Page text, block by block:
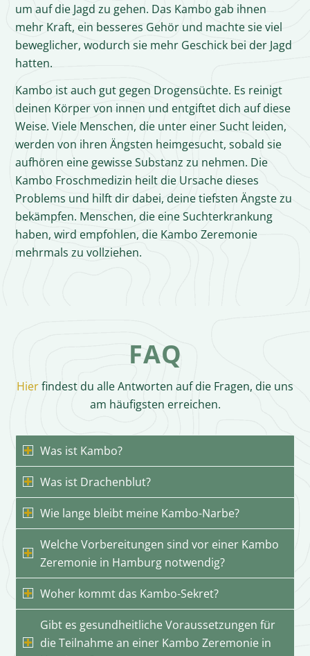
um auf die Jagd zu gehen. Das Kambo gab ihnen
mehr Kraft, ein besseres Gehör und machte sie viel
beweglicher, wodurch sie mehr Geschick bei der Jagd
hatten.
Kambo ist auch gut gegen Drogensüchte. Es reinigt
deinen Körper von innen und entgiftet dich auf diese
Weise. Viele Menschen, die unter einer Sucht leiden,
werden von ihren Ängsten heimgesucht, sobald sie
aufhören eine gewisse Substanz zu nehmen. Die
Kambo Froschmedizin heilt die Ursache dieses
Problems und hilft dir dabei, deine tiefsten Ängste zu
bekämpfen. Menschen, die eine Suchterkrankung
haben, wird empfohlen, die Kambo Zeremonie
mehrmals zu vollziehen.
FAQ
Hierfindest du alle Antworten auf die Fragen, die uns
am häufigsten erreichen.
Was ist Kambo?
Was ist Drachenblut?
Wie lange bleibt meine Kambo-Narbe?
Welche Vorbereitungen sind vor einer Kambo
Zeremonie in Hamburg notwendig?
Woher kommt das Kambo-Sekret?
Gibt es gesundheitliche Voraussetzungen für
die Teilnahme an einer Kambo Zeremonie in